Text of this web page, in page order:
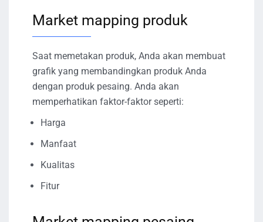
Market mapping produk
Saat memetakan produk, Anda akan membuat
grafik yang membandingkan produk Anda
dengan produk pesaing. Anda akan
memperhatikan faktor-faktor seperti:
Harga
Manfaat
Kualitas
Fitur